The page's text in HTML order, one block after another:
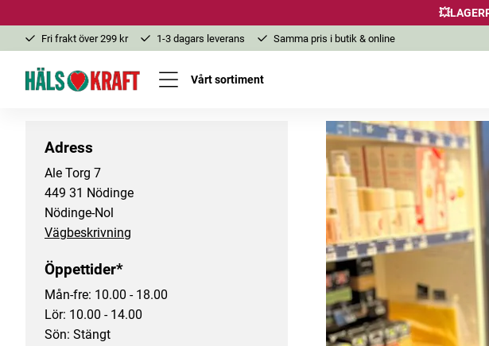
Fri frakt över 299 kr 1-3 dagars leverans Samma pris i butik & online
Vårt sortiment
Adress
Ale Torg 7
449 31 Nödinge
Nödinge-Nol
Vägbeskrivning
Öppettider*
Mån-fre: 10.00 - 18.00
Lör: 10.00 - 14.00
Sön: Stängt